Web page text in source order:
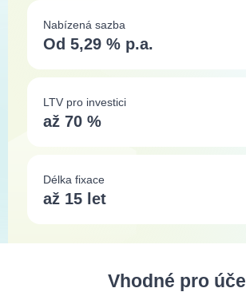
Nabízená sazba
Od 5,29 % p.a.
LTV pro investici
až 70 %
Délka fixace
až 15 let
Vhodné pro účel